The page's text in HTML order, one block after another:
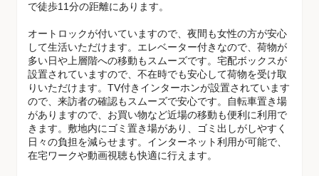
で徒歩11分の距離にあります。
オートロックが付いていますので、夜間も女性の方が安心
して生活いただけます。エレベーター付きなので、荷物が
多い日や上層階への移動もスムーズです。宅配ボックスが
設置されていますので、不在時でも安心して荷物を受け取
りいただけます。TV付きインターホンが設置されています
ので、来訪者の確認もスムーズで安心です。自転車置き場
がありますので、お買い物など近場の移動も便利に利用で
きます。敷地内にゴミ置き場があり、ゴミ出しがしやすく
日々の負担を減らせます。インターネット利用が可能で、
在宅ワークや動画視聴も快適に行えます。